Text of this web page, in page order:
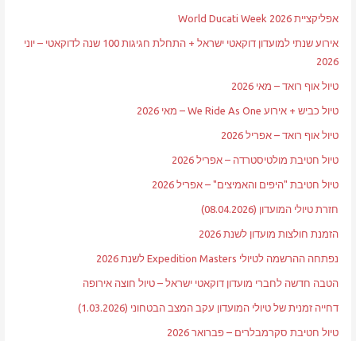
אפליקציית World Ducati Week 2026
אירוע שנתי למועדון דוקאטי ישראל + התחלת חגיגות 100 שנה לדוקאטי – יוני
2026
טיול אוף רואד – מאי 2026
טיול כביש + אירוע We Ride As One – מאי 2026
טיול אוף רואד – אפריל 2026
טיול חטיבת מולטיסטרדה – אפריל 2026
טיול חטיבת "היפים והאמיצים" – אפריל 2026
חזרת טיולי המועדון (08.04.2026)
הזמנת חולצות מועדון לשנת 2026
נפתחה ההרשמה לטיולי Expedition Masters לשנת 2026
הטבה חדשה לחברי מועדון דוקאטי ישראל – טיול חוצה אירופה
דחייה זמנית של טיולי המועדון עקב המצב הבטחוני (1.03.2026)
טיול חטיבת סקרמבלרים – פברואר 2026